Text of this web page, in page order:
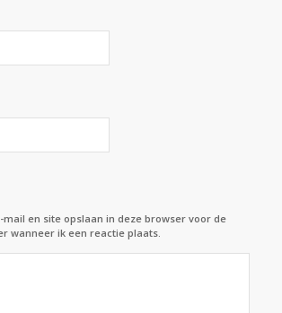
mail en site opslaan in deze browser voor de
wanneer ik een reactie plaats.